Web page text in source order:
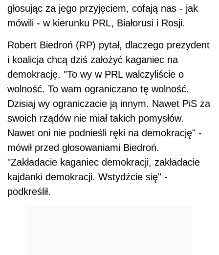
głosując za jego przyjęciem, cofają nas - jak
mówili - w kierunku PRL, Białorusi i Rosji.
Robert Biedroń (RP) pytał, dlaczego prezydent
i koalicja chcą dziś założyć kaganiec na
demokrację. "To wy w PRL walczyliście o
wolność. To wam ograniczano tę wolność.
Dzisiaj wy ograniczacie ją innym. Nawet PiS za
swoich rządów nie miał takich pomysłów.
Nawet oni nie podnieśli ręki na demokrację" -
mówił przed głosowaniami Biedroń.
"Zakładacie kaganiec demokracji, zakładacie
kajdanki demokracji. Wstydźcie się" -
podkreślił.